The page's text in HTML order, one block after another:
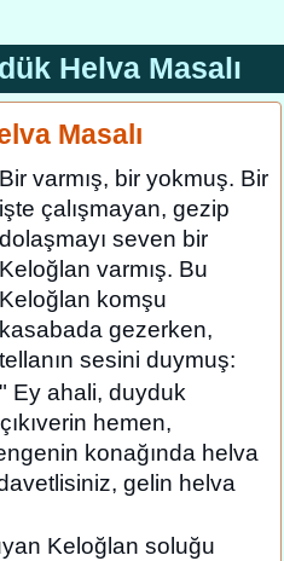
Helva Masalı
Masalı
Bir varmış, bir yokmuş. Bir
işte çalışmayan, gezip
dolaşmayı seven bir
Keloğlan varmış. Bu
Keloğlan komşu
kasabada gezerken,
tellanın sesini duymuş:
" Ey ahali, duyduk
hemen,
konağında helva
gelin helva
Keloğlan soluğu